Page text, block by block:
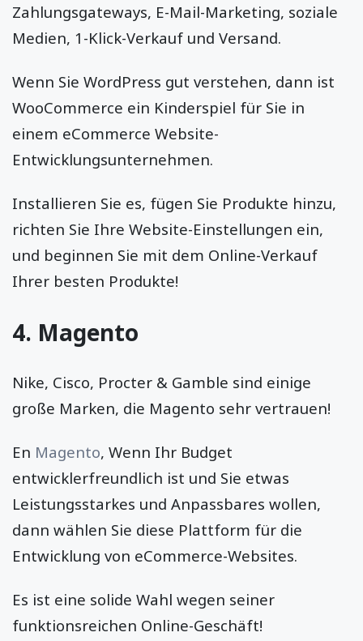
Zahlungsgateways, E-Mail-Marketing, soziale
Medien, 1-Klick-Verkauf und Versand.
Wenn Sie WordPress gut verstehen, dann ist
WooCommerce ein Kinderspiel für Sie in
einem eCommerce Website-
Entwicklungsunternehmen.
Installieren Sie es, fügen Sie Produkte hinzu,
richten Sie Ihre Website-Einstellungen ein,
und beginnen Sie mit dem Online-Verkauf
Ihrer besten Produkte!
4. Magento
Nike, Cisco, Procter & Gamble sind einige
große Marken, die Magento sehr vertrauen!
En Magento, Wenn Ihr Budget
entwicklerfreundlich ist und Sie etwas
Leistungsstarkes und Anpassbares wollen,
dann wählen Sie diese Plattform für die
Entwicklung von eCommerce-Websites.
Es ist eine solide Wahl wegen seiner
funktionsreichen Online-Geschäft!